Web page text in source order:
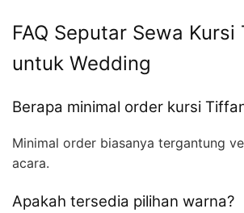
FAQ Seputar Sewa
untuk Wedding
Berapa minimal order kursi
Minimal order biasanya tergantung
acara.
Apakah tersedia pilihan warna?